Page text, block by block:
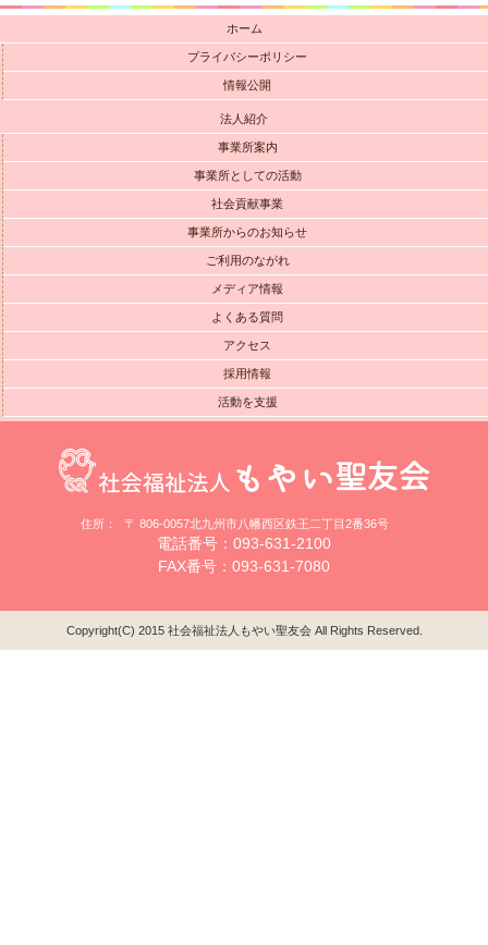
ホーム
プライバシーポリシー
情報公開
法人紹介
事業所案内
事業所としての活動
社会貢献事業
事業所からのお知らせ
ご利用のながれ
メディア情報
よくある質問
アクセス
採用情報
活動を支援
住所： 〒 806-0057北九州市八幡西区鉄王二丁目2番36号
電話番号：093-631-2100
FAX番号：093-631-7080
Copyright(C) 2015 社会福祉法人もやい聖友会 All Rights Reserved.